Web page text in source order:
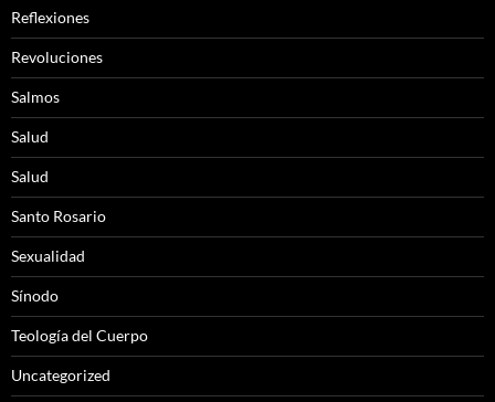
Reflexiones
Revoluciones
Salmos
Salud
Salud
Santo Rosario
Sexualidad
Sínodo
Teología del Cuerpo
Uncategorized